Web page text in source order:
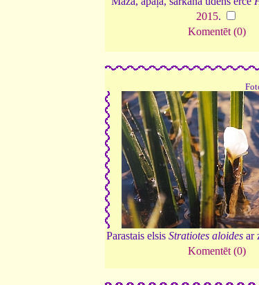
2015.
Komentēt (0)
Parastais elsis Stratiotes aloides ar
Komentēt (0)